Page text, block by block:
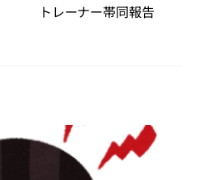
トレーナー帯同報告